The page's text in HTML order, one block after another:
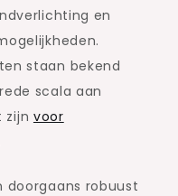
en
staan bekend
scala aan
zijn voor
robuust